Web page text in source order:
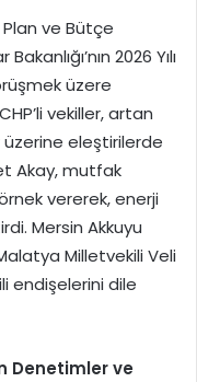
Plan ve Bütçe
2026 Yılı
üzere
vekiller, artan
eleştirilerde
Akay, mutfak
vererek, enerji
Mersin Akkuyu
Milletvekili Veli
endişelerini dile
Denetimler ve